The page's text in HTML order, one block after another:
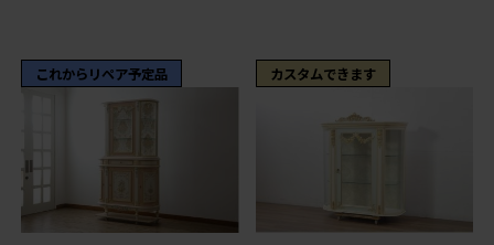
これからリペア予定品 カスタムできます